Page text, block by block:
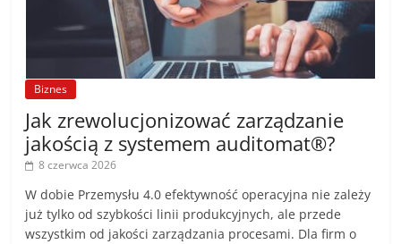
Biznes
Jak zrewolucjonizować zarządzanie
jakością z systemem auditomat®?
8 czerwca 2026
W dobie Przemysłu 4.0 efektywność operacyjna nie zależy
już tylko od szybkości linii produkcyjnych, ale przede
wszystkim od jakości zarządzania procesami. Dla firm o